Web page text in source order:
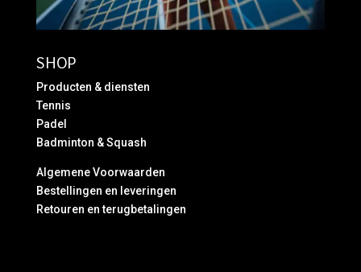
SHOP
Producten & diensten
Tennis
Padel
Badminton & Squash
Algemene Voorwaarden
Bestellingen en leveringen
Retouren en terugbetalingen